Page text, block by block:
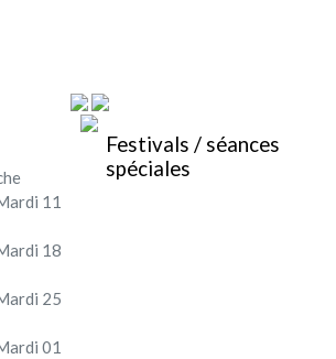
11
18
25
01
Festivals / séances
spéciales